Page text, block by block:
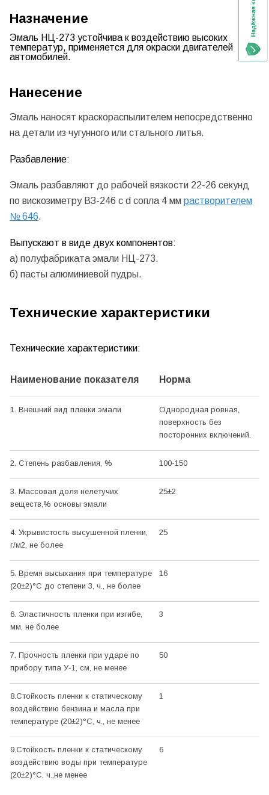
Назначение
Эмаль НЦ-273 устойчива к воздействию высоких
температур, применяется для окраски двигателей
автомобилей.
Нанесение
Эмаль наносят краскораспылителем непосредственно
на детали из чугунного или стального литья.
Разбавление:
Эмаль разбавляют до рабочей вязкости 22-26 секунд
по вискозиметру ВЗ-246 с d сопла 4 мм растворителем
№ 646.
Выпускают в виде двух компонентов:
а) полуфабриката эмали НЦ-273.
б) пасты алюминиевой пудры.
Технические характеристики
Технические характеристики:
Наименование показателя Норма
1. Внешний вид пленки эмали
Однородная ровная,
поверхность без
посторонних включений.
2. Степень разбавления, % 100-150
3. Массовая доля нелетучих
веществ,% основы эмали
25±2
4. Укрывистость высушенной пленки,
г/м2, не более
25
5. Время высыхания при температуре
(20±2)°С до степени 3, ч., не более
16
6. Эластичность пленки при изгибе,
мм, не более
3
7. Прочность пленки при ударе по
прибору типа У-1, см, не менее
50
8.Стойкость пленки к статическому
воздействию бензина и масла при
температуре (20±2)°С, ч., не менее
1
9.Стойкость пленки к статическому
воздействию воды при температуре
(20±2)°С, ч.,не менее
6